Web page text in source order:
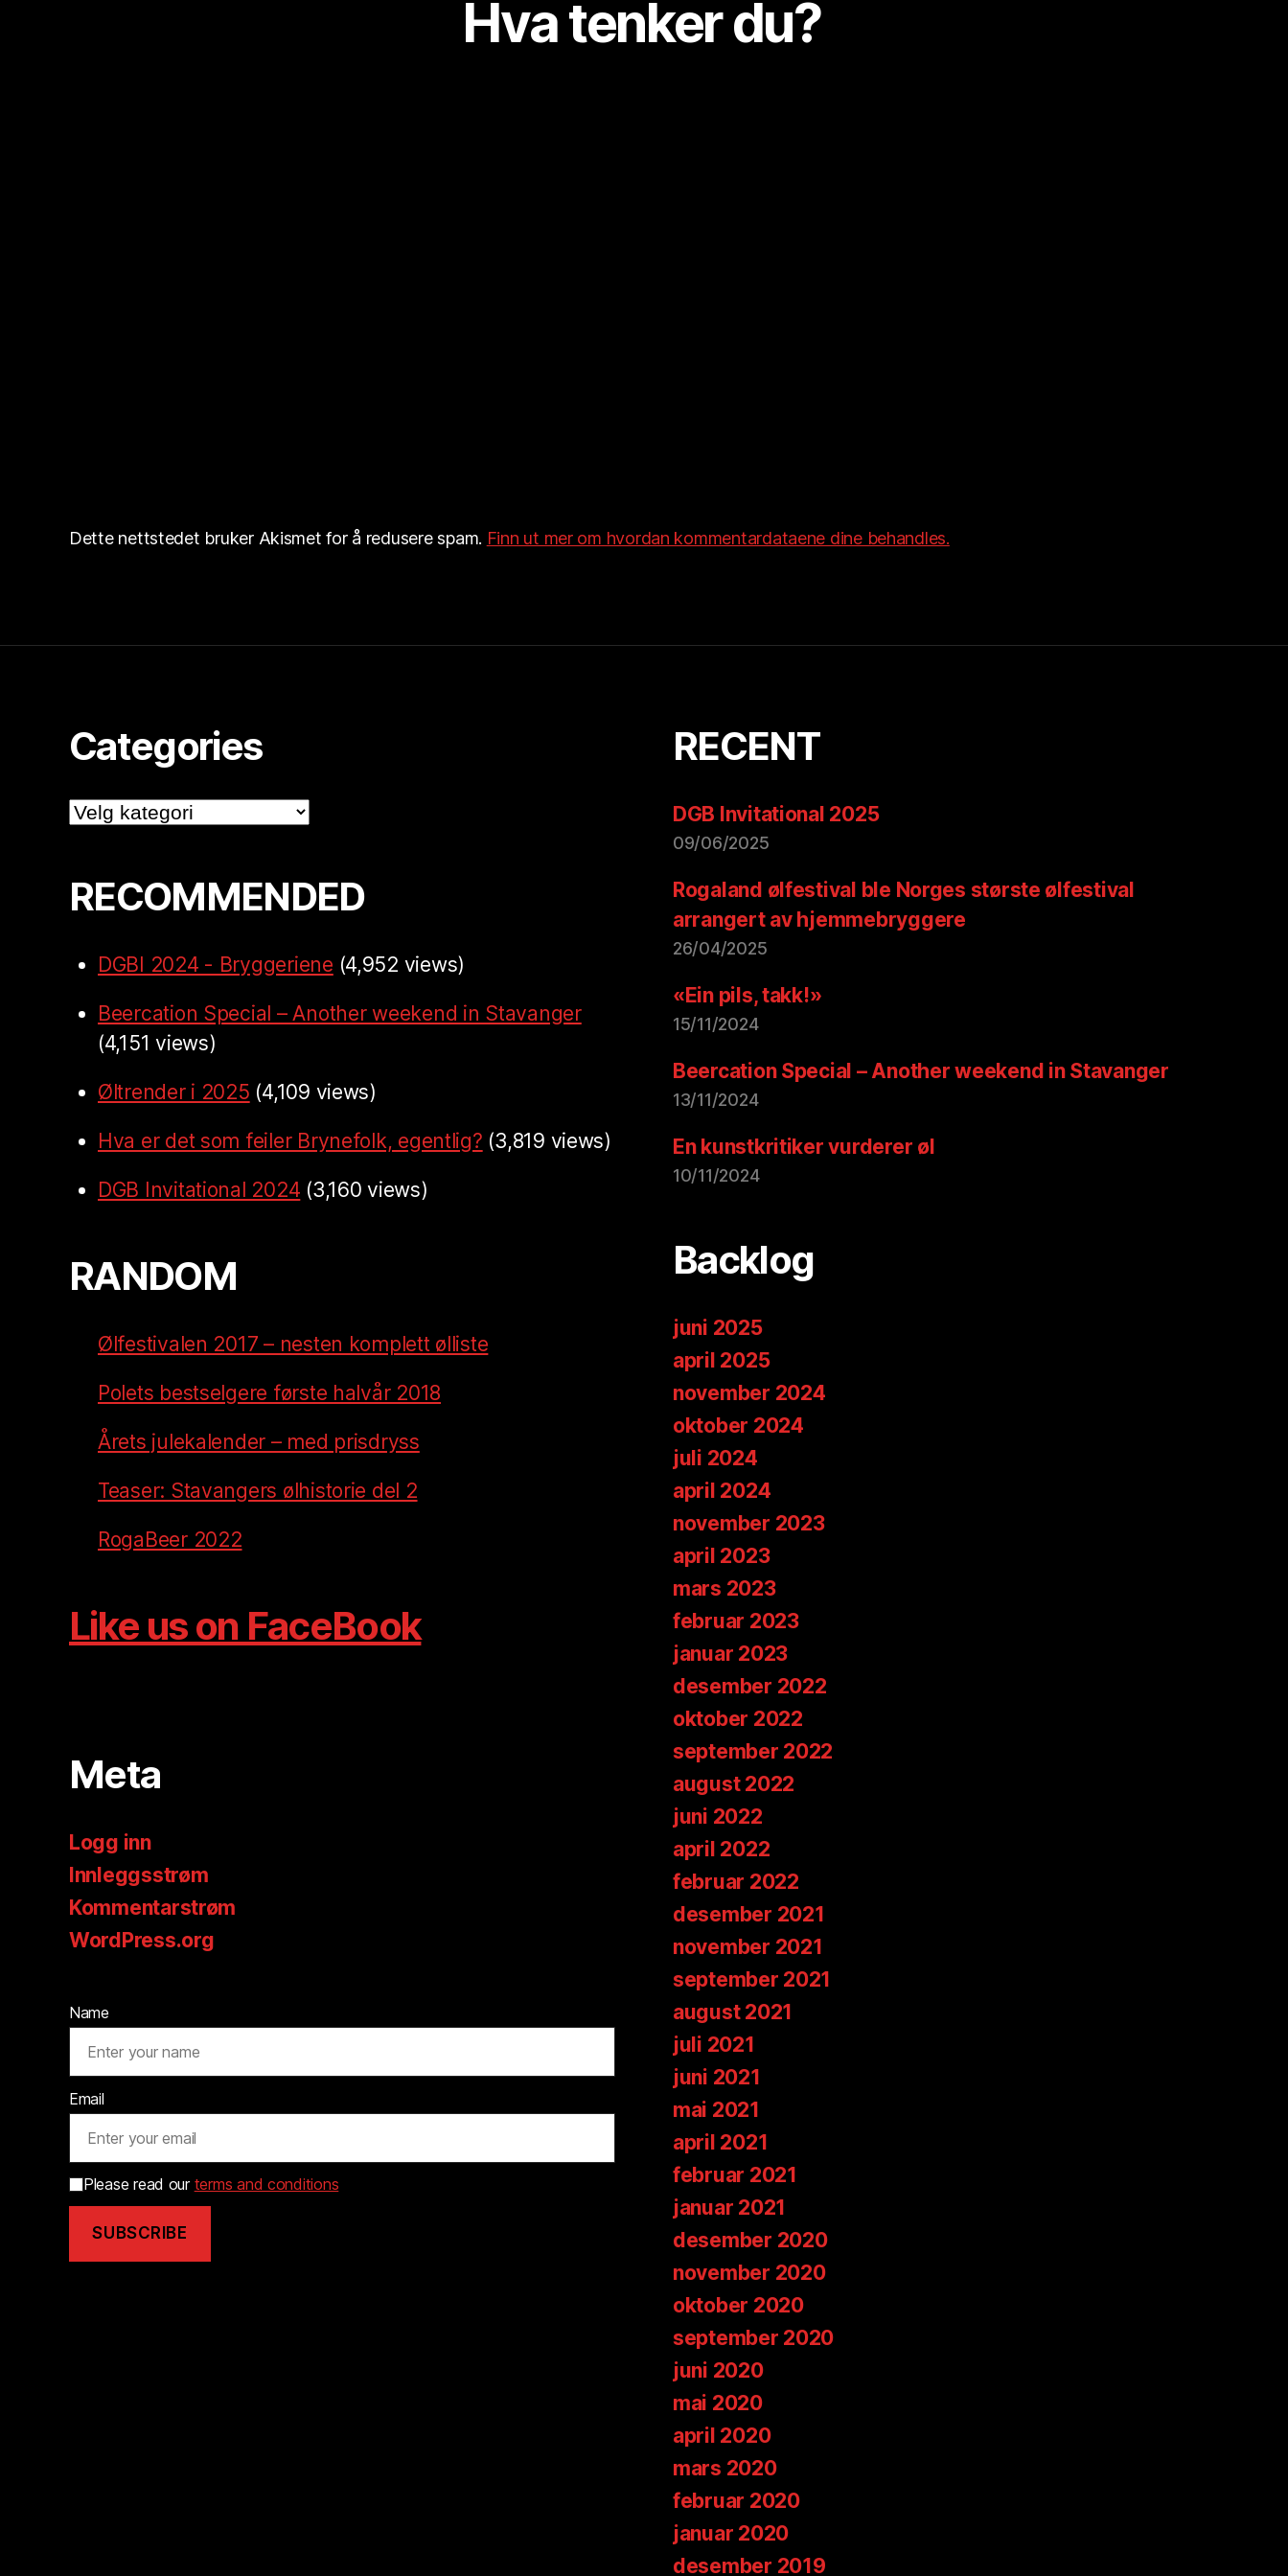
Hva tenker du?
Dette nettstedet bruker Akismet for å redusere spam. Finn ut mer om hvordan kommentardataene dine behandles.
Categories
Categories
RECOMMENDED
DGBI 2024 - Bryggeriene (4,952 views)
Beercation Special – Another weekend in Stavanger
(4,151 views)
Øltrender i 2025 (4,109 views)
Hva er det som feiler Brynefolk, egentlig? (3,819 views)
DGB Invitational 2024 (3,160 views)
RANDOM
Ølfestivalen 2017 – nesten komplett ølliste
Polets bestselgere første halvår 2018
Årets julekalender – med prisdryss
Teaser: Stavangers ølhistorie del 2
RogaBeer 2022
Like us on FaceBook
Meta
Logg inn
Innleggsstrøm
Kommentarstrøm
WordPress.org
Name
Email
Please read our terms and conditions
RECENT
DGB Invitational 2025
09/06/2025
Rogaland ølfestival ble Norges største ølfestival
arrangert av hjemmebryggere
26/04/2025
«Ein pils, takk!»
15/11/2024
Beercation Special – Another weekend in Stavanger
13/11/2024
En kunstkritiker vurderer øl
10/11/2024
Backlog
juni 2025
april 2025
november 2024
oktober 2024
juli 2024
april 2024
november 2023
april 2023
mars 2023
februar 2023
januar 2023
desember 2022
oktober 2022
september 2022
august 2022
juni 2022
april 2022
februar 2022
desember 2021
november 2021
september 2021
august 2021
juli 2021
juni 2021
mai 2021
april 2021
februar 2021
januar 2021
desember 2020
november 2020
oktober 2020
september 2020
juni 2020
mai 2020
april 2020
mars 2020
februar 2020
januar 2020
desember 2019